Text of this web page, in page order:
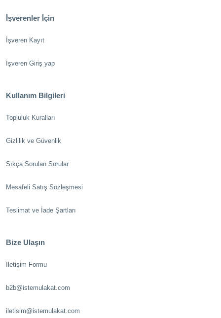
İşverenler İçin
İşveren Kayıt
İşveren Giriş yap
Kullanım Bilgileri
Topluluk Kuralları
Gizlilik ve Güvenlik
Sıkça Sorulan Sorular
Mesafeli Satış Sözleşmesi
Teslimat ve İade Şartları
Bize Ulaşın
İletişim Formu
b2b@istemulakat.com
iletisim@istemulakat.com